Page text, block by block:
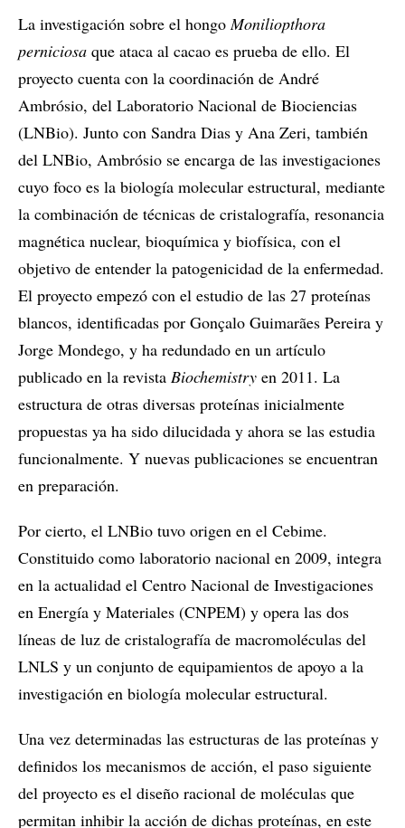
La investigación sobre el hongo Moniliopthora
perniciosa que ataca al cacao es prueba de ello. El
proyecto cuenta con la coordinación de André
Ambrósio, del Laboratorio Nacional de Biociencias
(LNBio). Junto con Sandra Dias y Ana Zeri, también
del LNBio, Ambrósio se encarga de las investigaciones
cuyo foco es la biología molecular estructural, mediante
la combinación de técnicas de cristalografía, resonancia
magnética nuclear, bioquímica y biofísica, con el
objetivo de entender la patogenicidad de la enfermedad.
El proyecto empezó con el estudio de las 27 proteínas
blancos, identificadas por Gonçalo Guimarães Pereira y
Jorge Mondego, y ha redundado en un artículo
publicado en la revista Biochemistry en 2011. La
estructura de otras diversas proteínas inicialmente
propuestas ya ha sido dilucidada y ahora se las estudia
funcionalmente. Y nuevas publicaciones se encuentran
en preparación.
Por cierto, el LNBio tuvo origen en el Cebime.
Constituido como laboratorio nacional en 2009, integra
en la actualidad el Centro Nacional de Investigaciones
en Energía y Materiales (CNPEM) y opera las dos
líneas de luz de cristalografía de macromoléculas del
LNLS y un conjunto de equipamientos de apoyo a la
investigación en biología molecular estructural.
Una vez determinadas las estructuras de las proteínas y
definidos los mecanismos de acción, el paso siguiente
del proyecto es el diseño racional de moléculas que
permitan inhibir la acción de dichas proteínas, en este